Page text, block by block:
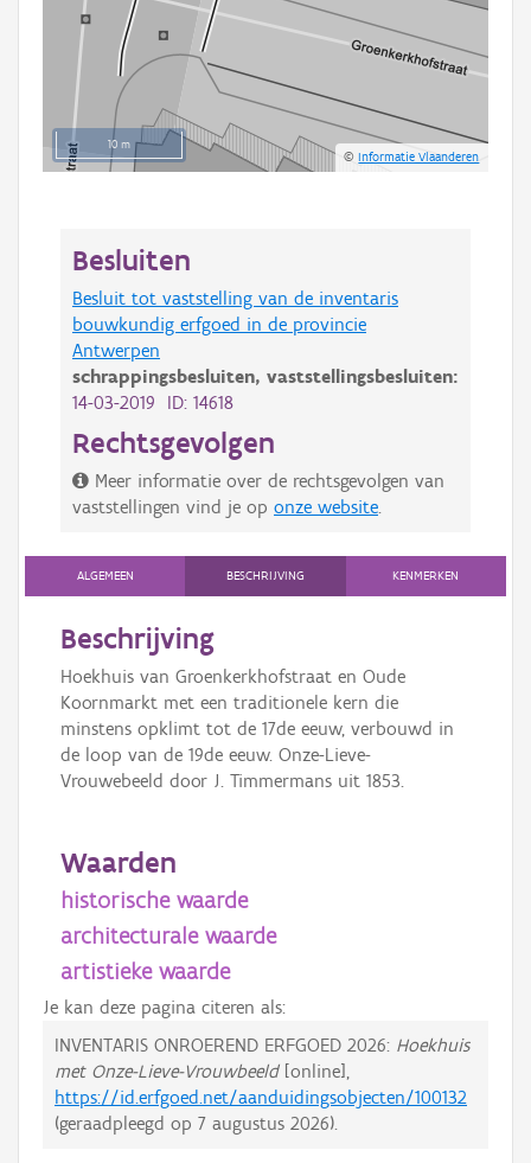
10 m
©Informatie Vlaanderen
Besluiten
Besluit tot vaststelling van de inventaris
bouwkundig erfgoed in de provincie
Antwerpen
schrappingsbesluiten, vaststellingsbesluiten:
14-03-2019 ID: 14618
Rechtsgevolgen
Meer informatie over de rechtsgevolgen van
vaststellingen vind je op onze website
ALGEMEEN BESCHRIJVING KENMERKEN
Beschrijving
Hoekhuis van Groenkerkhofstraat en Oude
Koornmarkt met een traditionele kern die
minstens opklimt tot de 17de eeuw, verbouwd in
de loop van de 19de eeuw. Onze-Lieve-
Vrouwebeeld door J. Timmermans uit 1853.
Waarden
historische waarde
architecturale waarde
artistieke waarde
Je kan deze pagina citeren als:
INVENTARIS ONROEREND ERFGOED 2026: Hoekhuis
met Onze-Lieve-Vrouwbeeld[online],
https://id.erfgoed.net/aanduidingsobjecten/100132
(geraadpleegd op 7 augustus 2026).